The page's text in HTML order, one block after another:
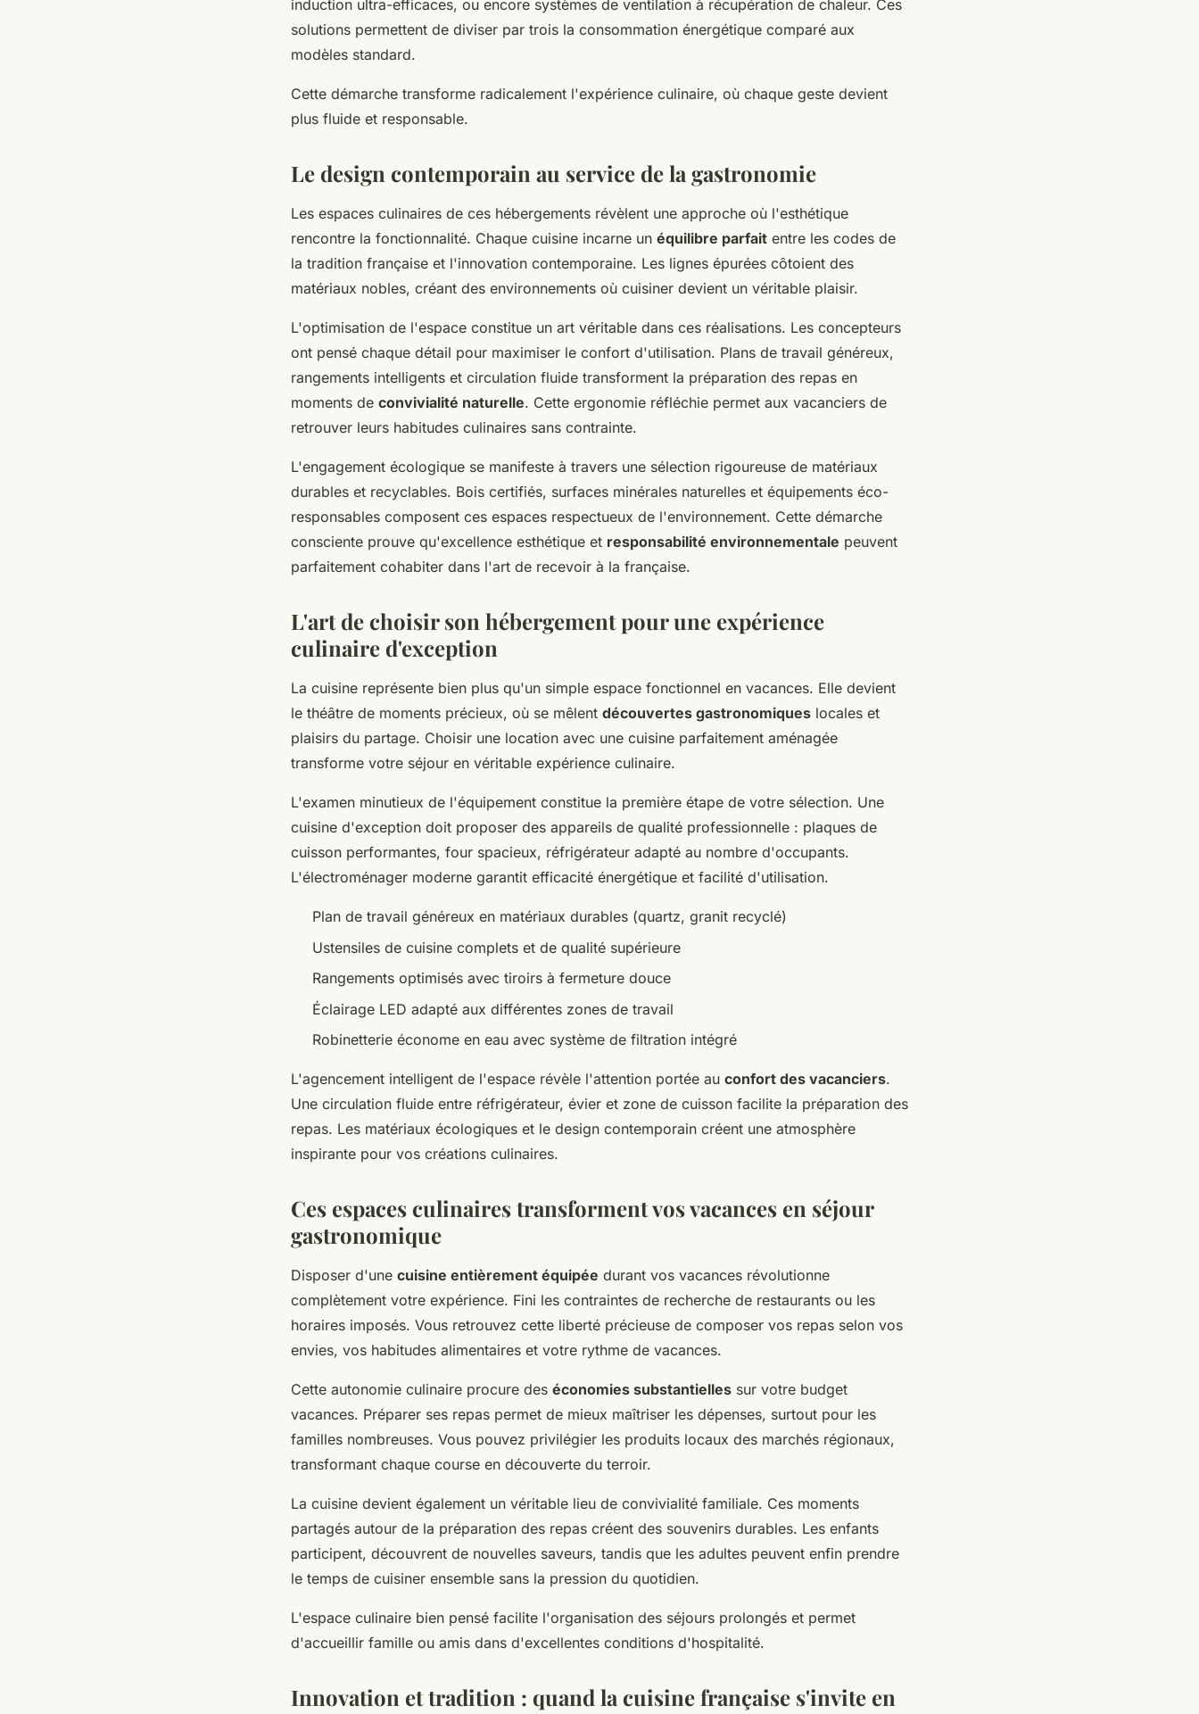
induction ultra-efficaces, ou encore systèmes de ventilation à récupération de chaleur. Ces
solutions permettent de diviser par trois la consommation énergétique comparé aux
modèles standard.
Cette démarche transforme radicalement l'expérience culinaire, où chaque geste devient
plus fluide et responsable.
Le design contemporain au service de la gastronomie
Les espaces culinaires de ces hébergements révèlent une approche où l'esthétique
rencontre la fonctionnalité. Chaque cuisine incarne un équilibre parfait entre les codes de
la tradition française et l'innovation contemporaine. Les lignes épurées côtoient des
matériaux nobles, créant des environnements où cuisiner devient un véritable plaisir.
L'optimisation de l'espace constitue un art véritable dans ces réalisations. Les concepteurs
ont pensé chaque détail pour maximiser le confort d'utilisation. Plans de travail généreux,
rangements intelligents et circulation fluide transforment la préparation des repas en
moments de convivialité naturelle. Cette ergonomie réfléchie permet aux vacanciers de
retrouver leurs habitudes culinaires sans contrainte.
L'engagement écologique se manifeste à travers une sélection rigoureuse de matériaux
durables et recyclables. Bois certifiés, surfaces minérales naturelles et équipements éco-
responsables composent ces espaces respectueux de l'environnement. Cette démarche
consciente prouve qu'excellence esthétique et responsabilité environnementale peuvent
parfaitement cohabiter dans l'art de recevoir à la française.
L'art de choisir son hébergement pour une expérience
culinaire d'exception
La cuisine représente bien plus qu'un simple espace fonctionnel en vacances. Elle devient
le théâtre de moments précieux, où se mêlent découvertes gastronomiques locales et
plaisirs du partage. Choisir une location avec une cuisine parfaitement aménagée
transforme votre séjour en véritable expérience culinaire.
L'examen minutieux de l'équipement constitue la première étape de votre sélection. Une
cuisine d'exception doit proposer des appareils de qualité professionnelle : plaques de
cuisson performantes, four spacieux, réfrigérateur adapté au nombre d'occupants.
L'électroménager moderne garantit efficacité énergétique et facilité d'utilisation.
Plan de travail généreux en matériaux durables (quartz, granit recyclé)
Ustensiles de cuisine complets et de qualité supérieure
Rangements optimisés avec tiroirs à fermeture douce
Éclairage LED adapté aux différentes zones de travail
Robinetterie économe en eau avec système de filtration intégré
L'agencement intelligent de l'espace révèle l'attention portée au confort des vacanciers.
Une circulation fluide entre réfrigérateur, évier et zone de cuisson facilite la préparation des
repas. Les matériaux écologiques et le design contemporain créent une atmosphère
inspirante pour vos créations culinaires.
Ces espaces culinaires transforment vos vacances en séjour
gastronomique
Disposer d'une cuisine entièrement équipée durant vos vacances révolutionne
complètement votre expérience. Fini les contraintes de recherche de restaurants ou les
horaires imposés. Vous retrouvez cette liberté précieuse de composer vos repas selon vos
envies, vos habitudes alimentaires et votre rythme de vacances.
Cette autonomie culinaire procure des économies substantielles sur votre budget
vacances. Préparer ses repas permet de mieux maîtriser les dépenses, surtout pour les
familles nombreuses. Vous pouvez privilégier les produits locaux des marchés régionaux,
transformant chaque course en découverte du terroir.
La cuisine devient également un véritable lieu de convivialité familiale. Ces moments
partagés autour de la préparation des repas créent des souvenirs durables. Les enfants
participent, découvrent de nouvelles saveurs, tandis que les adultes peuvent enfin prendre
le temps de cuisiner ensemble sans la pression du quotidien.
L'espace culinaire bien pensé facilite l'organisation des séjours prolongés et permet
d'accueillir famille ou amis dans d'excellentes conditions d'hospitalité.
Innovation et tradition : quand la cuisine française s'invite en